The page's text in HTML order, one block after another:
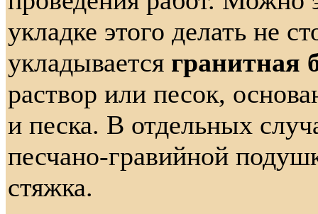
укладке этого делать не
укладывается гранитная
раствор или песок,
и песка. В отдельных
песчано-гравийной
стяжка.